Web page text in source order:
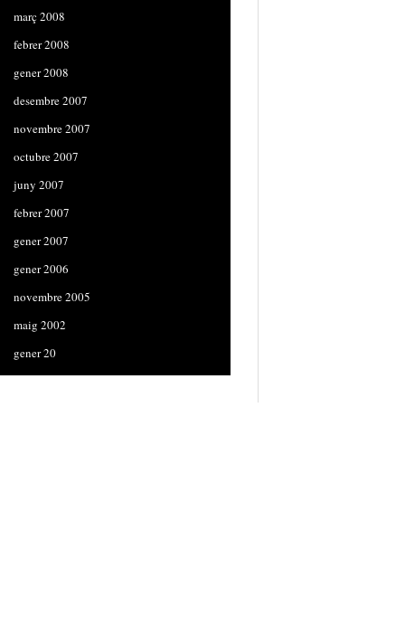
març 2008
febrer 2008
gener 2008
desembre 2007
novembre 2007
octubre 2007
juny 2007
febrer 2007
gener 2007
gener 2006
novembre 2005
maig 2002
gener 20